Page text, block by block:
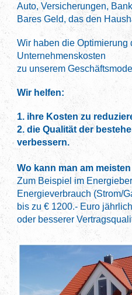
Auto, Versicherungen,
Bares Geld, das den
Wir haben die Optimierung
Unternehmenskosten
zu unserem
Wir helfen:
1. ihre Kosten zu
2. die Qualität der
verbessern.
Wo kann man am
Zum Beispiel im
Energieverbrauch (Strom/
bis zu € 1200.- Euro
oder besserer